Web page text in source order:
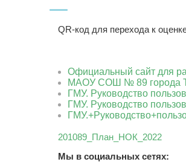
QR-код для перехода к
Официальный сайт для
МАОУ СОШ № 89 города
ГМУ. Руководство
ГМУ. Руководство
201089_План_НОК_2022
Мы в социальных сетях: